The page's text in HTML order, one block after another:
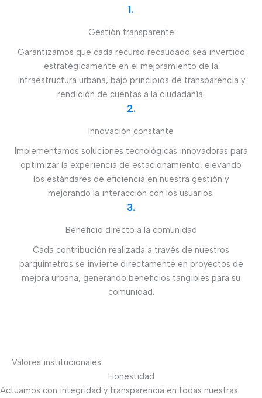
1.
Gestión transparente
Garantizamos que cada recurso recaudado sea invertido
estratégicamente en el mejoramiento de la
infraestructura urbana, bajo principios de transparencia y
rendición de cuentas a la ciudadanía.
2.
Innovación constante
Implementamos soluciones tecnológicas innovadoras para
optimizar la experiencia de estacionamiento, elevando
los estándares de eficiencia en nuestra gestión y
mejorando la interacción con los usuarios.
3.
Beneficio directo a la comunidad
Cada contribución realizada a través de nuestros
parquímetros se invierte directamente en proyectos de
mejora urbana, generando beneficios tangibles para su
comunidad.
Valores institucionales
Honestidad
Actuamos con integridad y transparencia en todas nuestras